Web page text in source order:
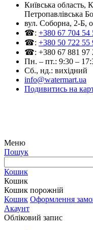
Київська область,
Петропавлівська
вул. Соборна, 2-Б,
☎: +380 67 704 54
☎: +380 50 722 55
☎: +380 67 881 97
Пн. – пт.: 9:30 –
Сб., нд.: вихідний
info@watermart.ua
Подивитись на
Меню
Пошук
Кошик
Кошик
Кошик порожній
Кошик Оформлення
Акаунт
Обліковий запис